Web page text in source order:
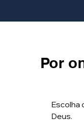
Por
Escolha
Deus.